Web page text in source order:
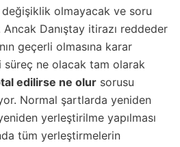
olmayacak ve soru
Ancak Danıştay itirazı reddeder
geçerli olmasına karar
süreç ne olacak tam olarak
edilirse ne olur sorusu
Normal şartlarda yeniden
yerleştirilme yapılması
tüm yerleştirmelerin